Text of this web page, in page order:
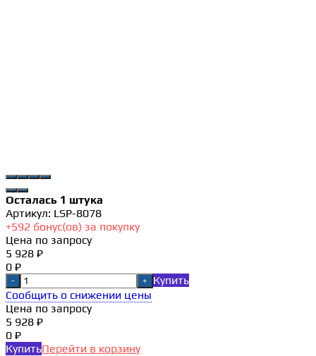
Осталась 1 штука
Артикул: LSP-8078
+592 бонус(ов) за покупку
Цена по запросу
5 928 ₽
0 ₽
- +
Купить
Сообщить о снижении цены
Цена по запросу
5 928 ₽
0 ₽
КупитьПерейти в корзину